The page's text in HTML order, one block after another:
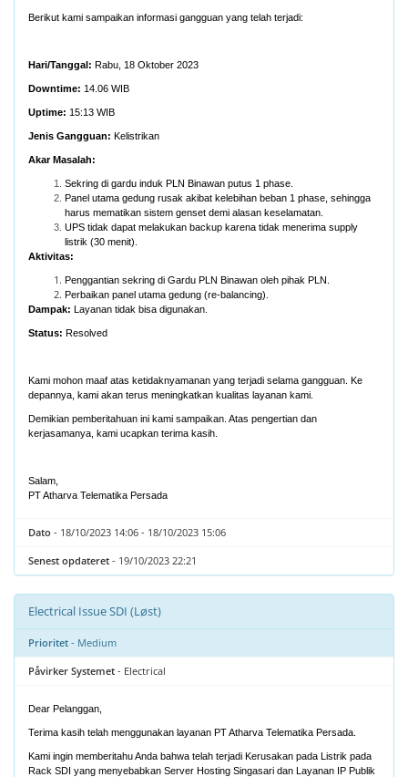
Berikut kami sampaikan informasi gangguan yang telah terjadi:
Hari/Tanggal: Rabu, 18 Oktober 2023
Downtime: 14.06 WIB
Uptime: 15:13 WIB
Jenis Gangguan: Kelistrikan
Akar Masalah:
Sekring di gardu induk PLN Binawan putus 1 phase.
Panel utama gedung rusak akibat kelebihan beban 1 phase, sehingga
harus mematikan sistem genset demi alasan keselamatan.
UPS tidak dapat melakukan backup karena tidak menerima supply
listrik (30 menit).
Aktivitas:
Penggantian sekring di Gardu PLN Binawan oleh pihak PLN.
Perbaikan panel utama gedung (re-balancing).
Dampak: Layanan tidak bisa digunakan.
Status: Resolved
Kami mohon maaf atas ketidaknyamanan yang terjadi selama gangguan. Ke
depannya, kami akan terus meningkatkan kualitas layanan kami.
Demikian pemberitahuan ini kami sampaikan. Atas pengertian dan
kerjasamanya, kami ucapkan terima kasih.
Salam,
PT Atharva Telematika Persada
Dato - 18/10/2023 14:06 - 18/10/2023 15:06
Senest opdateret - 19/10/2023 22:21
Electrical Issue SDI (Løst)
Prioritet - Medium
Påvirker Systemet - Electrical
Dear Pelanggan,
Terima kasih telah menggunakan layanan PT Atharva Telematika Persada.
Kami ingin memberitahu Anda bahwa telah terjadi Kerusakan pada Listrik pada
Rack SDI yang menyebabkan Server Hosting Singasari dan Layanan IP Publik